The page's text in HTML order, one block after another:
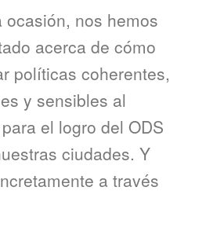
ocasión, nos hemos
acerca de cómo
políticas coherentes,
y sensibles al
el logro del ODS
ciudades. Y
a través